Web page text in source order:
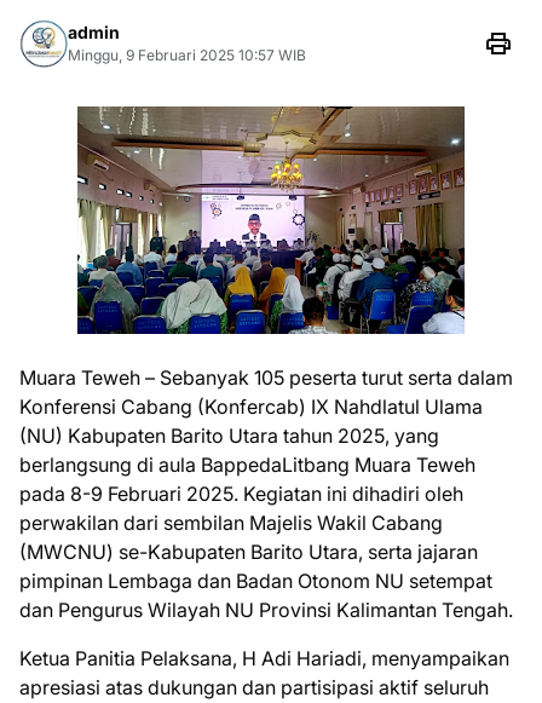
admin
Minggu, 9 Februari 2025 10:57 WIB
Muara Teweh – Sebanyak 105 peserta turut serta dalam
Konferensi Cabang (Konfercab) IX Nahdlatul Ulama
(NU) Kabupaten Barito Utara tahun 2025, yang
berlangsung di aula BappedaLitbang Muara Teweh
pada 8-9 Februari 2025. Kegiatan ini dihadiri oleh
perwakilan dari sembilan Majelis Wakil Cabang
(MWCNU) se-Kabupaten Barito Utara, serta jajaran
pimpinan Lembaga dan Badan Otonom NU setempat
dan Pengurus Wilayah NU Provinsi Kalimantan Tengah.
Ketua Panitia Pelaksana, H Adi Hariadi, menyampaikan
apresiasi atas dukungan dan partisipasi aktif seluruh